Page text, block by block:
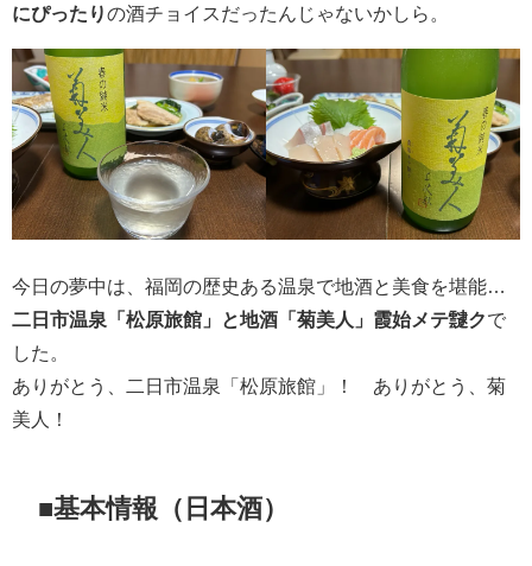
にぴったりの酒チョイスだったんじゃないかしら。
今日の夢中は、福岡の歴史ある温泉で地酒と美食を堪能…
二日市温泉「松原旅館」と地酒「菊美人」霞始メテ靆クで
した。
ありがとう、二日市温泉「松原旅館」！ ありがとう、菊
美人！
■基本情報（日本酒）